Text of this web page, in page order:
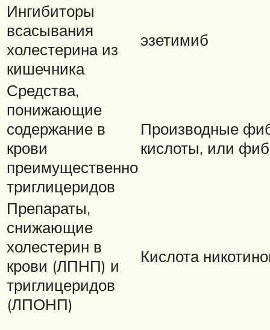
Ингибиторы
всасывания
холестерина из
кишечника
эзетимиб
Средства,
понижающие
содержание в
крови
преимущественно
триглицеридов
Производные
кислоты, или
Препараты,
снижающие
холестерин в
крови (ЛПНП) и
триглицеридов
(ЛПОНП)
Кислота